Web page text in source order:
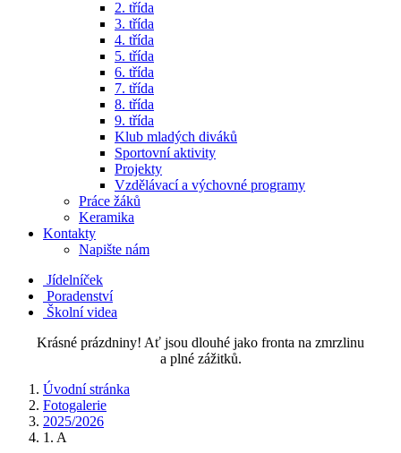
2. třída
3. třída
4. třída
5. třída
6. třída
7. třída
8. třída
9. třída
Klub mladých diváků
Sportovní aktivity
Projekty
Vzdělávací a výchovné programy
Práce žáků
Keramika
Kontakty
Napište nám
Jídelníček
Poradenství
Školní videa
Krásné prázdniny! Ať jsou dlouhé jako fronta na zmrzlinu
a plné zážitků.
Úvodní stránka
Fotogalerie
2025/2026
1. A